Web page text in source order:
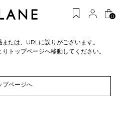
0
たは、URLに誤りがございます。
トップページへ移動してください。
プページへ